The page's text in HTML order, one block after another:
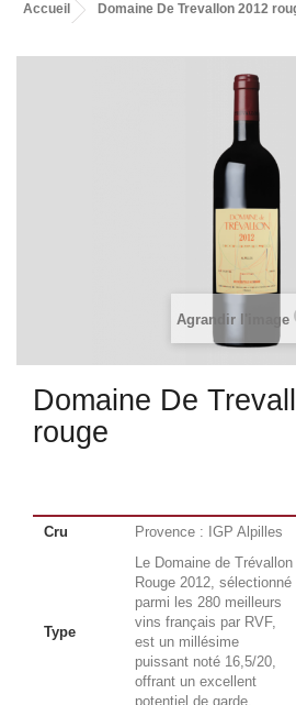
Accueil Domaine De Trevallon 2012
Agrandir l'image
Domaine De
rouge
Cru Provence : IGP Alpilles
Type
Le Domaine de Trévallon
Rouge 2012, sélectionné
parmi les 280 meilleurs
vins français par RVF,
est un millésime
puissant noté 16,5/20,
offrant un excellent
potentiel de garde.